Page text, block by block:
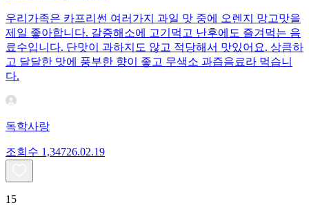
우리가족은 카프리썬 여러가지 과일 맛 중에 오렌지 망고맛을
제일 좋아합니다. 갈증해소에 고기먹고 난후에도 즐겨먹는 음
료수입니다. 단맛이 과하지도 않고 적당해서 맛있어요. 상큼하
고 달달한 맛에 풍부한 향이 좋고 무색소 과즙음료라 먹습니
다.
독학사랑
조회수 1,34726.02.19
15